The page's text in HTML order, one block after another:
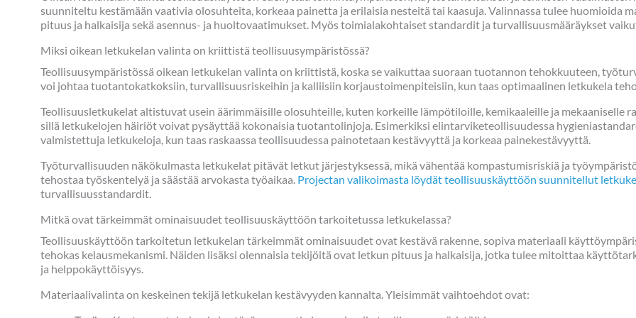
suunniteltu kestämään vaativia olosuhteita, korkeaa painetta ja erilaisia nesteitä tai kaasuja. Valinnassa tulee huomioida
pituus ja halkaisija sekä asennus- ja huoltovaatimukset. Myös toimialakohtaiset standardit ja turvallisuusmääräykset
Miksi oikean letkukelan valinta on kriittistä teollisuusympäristössä?
Teollisuusympäristössä oikean letkukelan valinta on kriittistä, koska se vaikuttaa suoraan tuotannon tehokkuuteen,
voi johtaa tuotantokatkoksiin, turvallisuusriskeihin ja kalliisiin korjaustoimenpiteisiin, kun taas optimaalinen letkukela
Teollisuusletkukelat altistuvat usein äärimmäisille olosuhteille, kuten korkeille lämpötiloille, kemikaaleille ja mekaaniselle
sillä letkukelojen häiriöt voivat pysäyttää kokonaisia tuotantolinjoja. Esimerkiksi elintarviketeollisuudessa
valmistettuja letkukeloja, kun taas raskaassa teollisuudessa painotetaan kestävyyttä ja korkeaa painekestävyyttä.
Työturvallisuuden näkökulmasta letkukelat pitävät letkut järjestyksessä, mikä vähentää kompastumisriskiä ja
tehostaa työskentelyä ja säästää arvokasta työaikaa. Projectan valikoimasta löydät teollisuuskäyttöön suunnitellut
turvallisuusstandardit.
Mitkä ovat tärkeimmät ominaisuudet teollisuuskäyttöön tarkoitetussa letkukelassa?
Teollisuuskäyttöön tarkoitetun letkukelan tärkeimmät ominaisuudet ovat kestävä rakenne, sopiva materiaali
tehokas kelausmekanismi. Näiden lisäksi olennaisia tekijöitä ovat letkun pituus ja halkaisija, jotka tulee mitoittaa
ja helppokäyttöisyys.
Materiaalivalinta on keskeinen tekijä letkukelan kestävyyden kannalta. Yleisimmät vaihtoehdot ovat: